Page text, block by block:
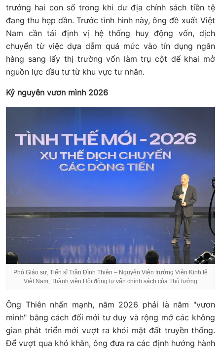
trưởng hai con số trong khi dư địa chính sách tiền tệ
đang thu hẹp dần. Trước tình hình này, ông đề xuất Việt
Nam cần tái định vị hệ thống huy động vốn, dịch
chuyển từ việc dựa dẫm quá mức vào tín dụng ngân
hàng sang lấy thị trường vốn làm trụ cột để khai mở
nguồn lực đầu tư từ khu vực tư nhân.
Kỷ nguyên vươn mình 2026
Phó Giáo sư, Tiến sĩ Trần Đình Thiên – Nguyên Viện trưởng Viện Kinh tế
Việt Nam, Thành viên Hội đồng tư vấn chính sách của Thủ tướng
Ông Thiên nhấn mạnh, năm 2026 phải là năm "vươn
mình" bằng cách đổi mới tư duy và rộng mở các không
gian phát triển mới vượt ra khỏi mặt đất truyền thống.
Để vượt qua khó khăn, ông đưa ra các định hướng hành